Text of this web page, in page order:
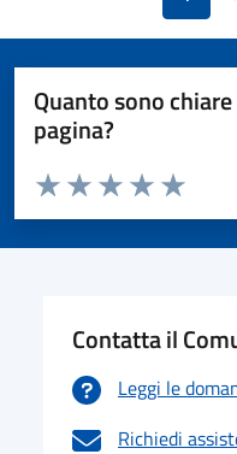
Quanto sono
pagina?
Valuta da 1 a 5 stelle la pagina
Valuta 5
Valuta 4
Valuta 3 stelle
Valuta 2 stelle su 5
Valuta 1 stelle su 5
Contatta il
Leggi le
Richiedi